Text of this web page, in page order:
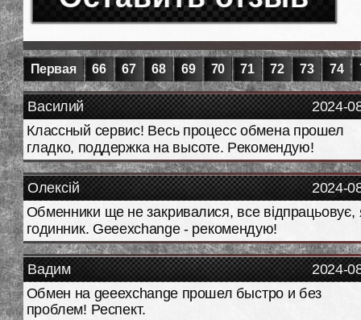
Первая 66 67 68 69 70 71 72 73 74
2024-
Василий
Классный сервис! Весь процесс обмена прошел
гладко, поддержка на высоте. Рекомендую!
2024-
Олексій
Обменники ще не закривалися, все відпрацьовує,
годинник. Geeexchange - рекомендую!
2024-
Вадим
Обмен на geeexchange прошел быстро и без
проблем! Респект.